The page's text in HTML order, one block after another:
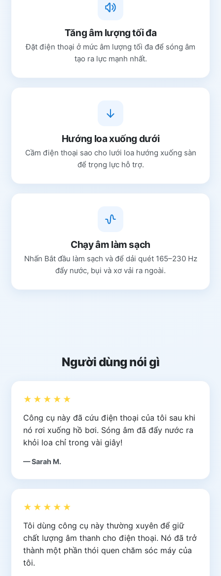
Tăng âm lượng tối đa
Đặt điện thoại ở mức âm lượng tối đa để sóng âm
tạo ra lực mạnh nhất.
Hướng loa xuống dưới
Cầm điện thoại sao cho lưới loa hướng xuống sàn
để trọng lực hỗ trợ.
Chạy âm làm sạch
Nhấn Bắt đầu làm sạch và để dải quét 165–230 Hz
đẩy nước, bụi và xơ vải ra ngoài.
Người dùng nói gì
★★★★★
Công cụ này đã cứu điện thoại của tôi sau khi
nó rơi xuống hồ bơi. Sóng âm đã đẩy nước ra
khỏi loa chỉ trong vài giây!
— Sarah M.
★★★★★
Tôi dùng công cụ này thường xuyên để giữ
chất lượng âm thanh cho điện thoại. Nó đã trở
thành một phần thói quen chăm sóc máy của
tôi.